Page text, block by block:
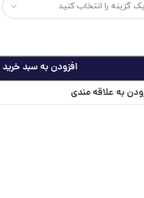
افزودن به سبد خرید
به علاقه مندی